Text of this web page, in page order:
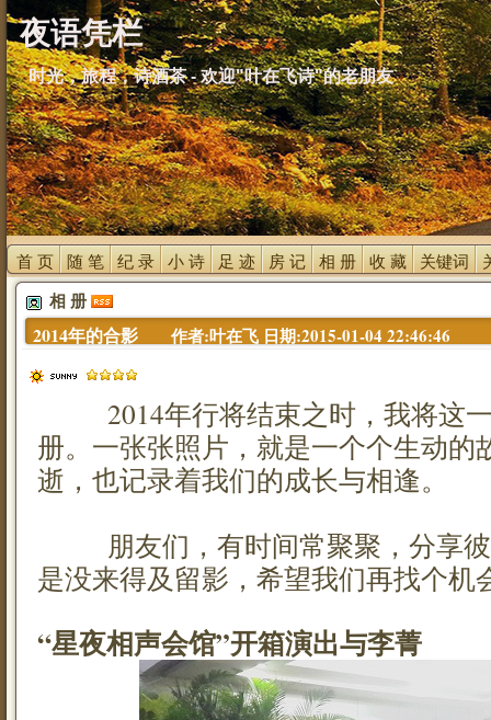
夜语凭栏
时光，旅程，诗酒茶 - 欢迎"叶在飞诗"的老朋友
首 页 随 笔 纪 录 小 诗 足 迹 房 记 相 册 收 藏 关键词
相 册
2014年的合影 作者:叶在飞 日期:2015-01-04 22:46:46
2014年行将结束之时，我将这一
册。一张张照片，就是一个个生动的
逝，也记录着我们的成长与相逢。
朋友们，有时间常聚聚，分享彼
是没来得及留影，希望我们再找个机
“星夜相声会馆”开箱演出与李菁